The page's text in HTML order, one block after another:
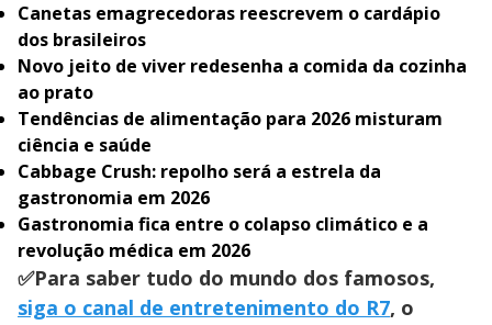
Canetas emagrecedoras reescrevem o cardápio
dos brasileiros
Novo jeito de viver redesenha a comida da cozinha
ao prato
Tendências de alimentação para 2026 misturam
ciência e saúde
Cabbage Crush: repolho será a estrela da
gastronomia em 2026
Gastronomia fica entre o colapso climático e a
revolução médica em 2026
✅Para saber tudo do mundo dos famosos,
siga o canal de entretenimento do R7, o